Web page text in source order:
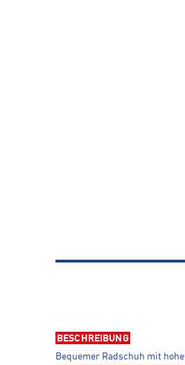
BESCHREIBUNG
Bequemer Radschuh mit